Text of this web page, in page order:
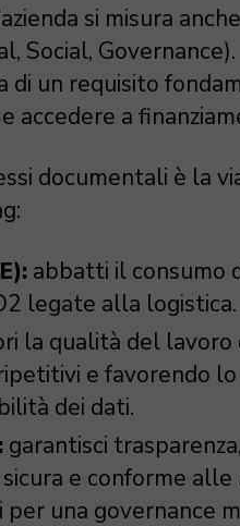
si misura
Social,
di un requisito
accedere a
documentali è la
abbatti il consumo
legate alla logistica.
la qualità del lavoro
e favorendo
dei dati.
garantisci
e conforme alle
una governance